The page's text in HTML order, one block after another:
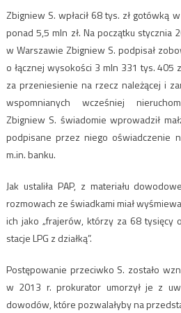
Zbigniew S. wpłacił 68 tys. zł gotówką
ponad 5,5 mln zł. Na początku stycznia
w Warszawie Zbigniew S. podpisał
o łącznej wysokości 3 mln 331 tys. 405
za przeniesienie na rzecz należącej i
wspomnianych wcześniej
Zbigniew S. świadomie wprowadził
podpisane przez niego oświadczenie
m.in. banku.
Jak ustaliła PAP, z materiału
rozmowach ze świadkami miał
ich jako „frajerów, którzy za 68 tysięcy
stacje LPG z działką”.
Postępowanie przeciwko S. zostało
w 2013 r. prokurator umorzył je z
dowodów, które pozwalałyby na